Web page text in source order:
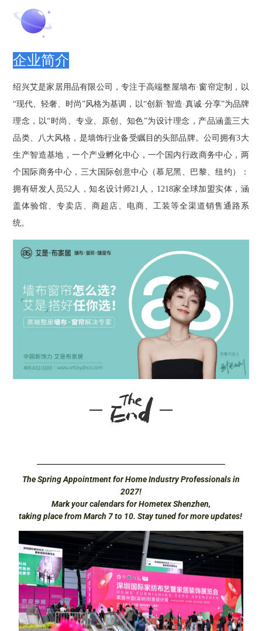
企业简介
绍兴艾是家居用品有限公司，专注于高端整屋墙布·窗帘定制，以
“现代、轻奢、时尚”风格为基调，以“创新·智造·真诚·分享”为品牌
理念，以“时尚、专业、原创、知色”为设计理念，产品涵盖三大
品类、八大风格，是墙饰行业备受瞩目的头部品牌。公司拥有3大
生产智造基地，一个产业孵化中心，一个国内行政商务中心，两
个国际商务中心，三大国际创意中心（慕尼黑、巴黎、纽约）：
拥有研发人员52人，知名设计师21人，1218家全球加盟实体，涵
盖体验馆、专卖店、商超店、电商、工装等全渠道销售通路系
统。
The Spring Appointment for Home Industry Professionals in
2027!
Mark your calendars for Hometex Shenzhen,
taking place from March 7 to 10. Stay tuned for more updates!